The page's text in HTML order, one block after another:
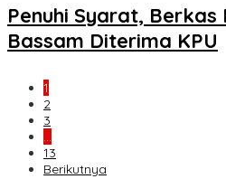
Penuhi Syarat, Berkas
Bassam Diterima KPU
1
2
3
…
13
Berikutnya